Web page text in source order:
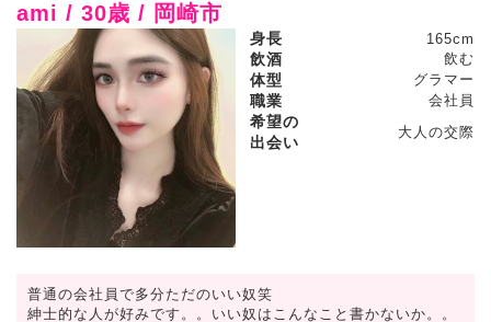
ami / 30歳 / 岡崎市
身長 165cm
飲酒 飲む
体型 グラマー
職業 会社員
希望の
出会い
大人の交際
普通の会社員で多分ただのいい奴笑
紳士的な人が好みです。。いい奴はこんなこと書かないか。。